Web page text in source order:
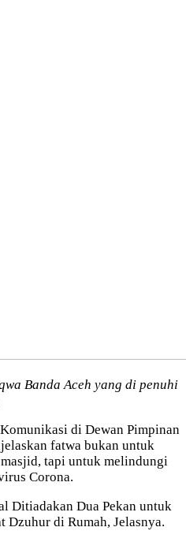
Banda Aceh yang di penuhi
di Dewan Pimpinan
fatwa bukan untuk
tapi untuk melindungi
Corona.
Ditiadakan Dua Pekan untuk
Dzuhur di Rumah, Jelasnya.